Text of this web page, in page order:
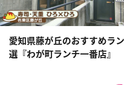
愛知県藤が丘のおすすめラ
選『わが町ランチ一番店』